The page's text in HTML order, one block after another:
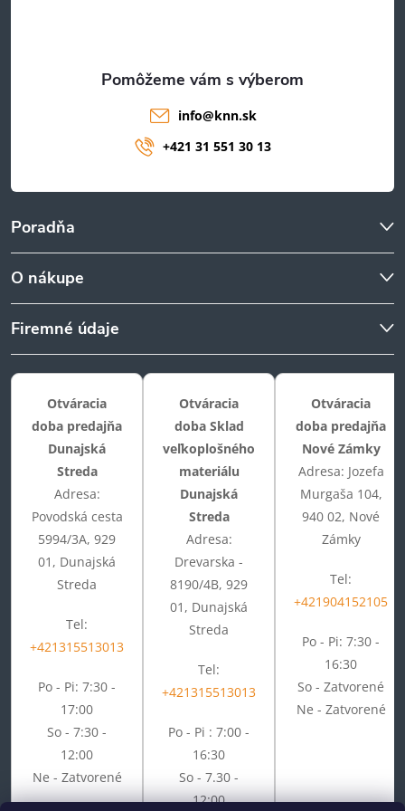
Poradňa
O nákupe
Firemné údaje
info@knn.sk
+421 31 551 30 13
Otváracia
doba predajňa
Dunajská
Streda
Adresa:
Povodská cesta
5994/3A, 929
01, Dunajská
Streda
Tel:
+421315513013
Po - Pi: 7:30 -
17:00
So - 7:30 -
12:00
Ne - Zatvorené
Otváracia
doba Sklad
veľkoplošného
materiálu
Dunajská
Streda
Adresa:
Drevarska -
8190/4B, 929
01, Dunajská
Streda
Tel:
+421315513013
Po - Pi : 7:00 -
16:30
So - 7.30 -
12:00
Otváracia
doba predajňa
Nové Zámky
Adresa: Jozefa
Murgaša 104,
940 02, Nové
Zámky
Tel:
+421904152105
Po - Pi: 7:30 -
16:30
So - Zatvorené
Ne - Zatvorené